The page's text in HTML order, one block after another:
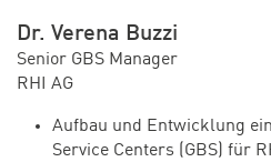
Dr. Verena Buzzi
Senior GBS Manager
RHI AG
Aufbau und Entwicklung
Service Centers (GBS) für